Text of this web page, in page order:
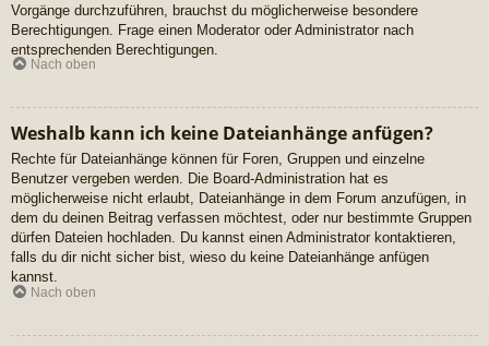
Vorgänge durchzuführen, brauchst du möglicherweise besondere
Berechtigungen. Frage einen Moderator oder Administrator nach
entsprechenden Berechtigungen.
Nach oben
Weshalb kann ich keine Dateianhänge anfügen?
Rechte für Dateianhänge können für Foren, Gruppen und einzelne
Benutzer vergeben werden. Die Board-Administration hat es
möglicherweise nicht erlaubt, Dateianhänge in dem Forum anzufügen, in
dem du deinen Beitrag verfassen möchtest, oder nur bestimmte Gruppen
dürfen Dateien hochladen. Du kannst einen Administrator kontaktieren,
falls du dir nicht sicher bist, wieso du keine Dateianhänge anfügen
kannst.
Nach oben